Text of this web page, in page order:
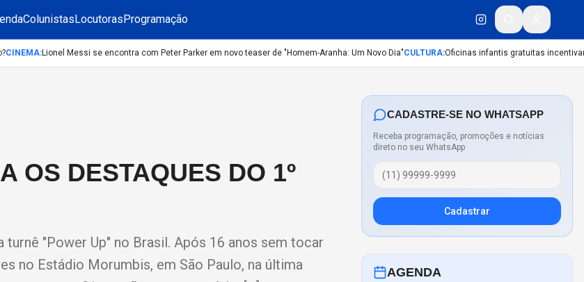
ColunistasLocutorasProgramação
:Lionel Messi se encontra com Peter Parker em novo teaser de "Homem-Aranha: Um Novo Dia"CULTURA:Oficinas infantis gratuitas incentivam
OS DESTAQUES DO 1º
"Power Up" no Brasil. Após 16 anos sem tocar
no Estádio Morumbis, em São Paulo, na última
CADASTRE-SE NO WHATSAPP
Receba programação, promoções e notícias
direto no seu WhatsApp
Cadastrar
AGENDA